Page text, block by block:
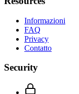
Informazioni
FAQ
Privacy
Contatto
Security